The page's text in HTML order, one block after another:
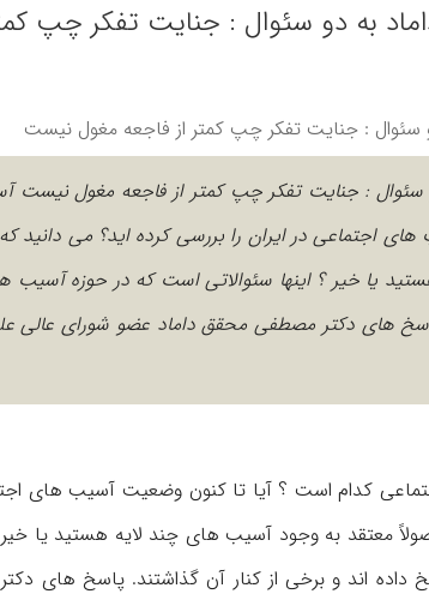
به دو سئوال : جنایت تفکر چپ
: جنایت تفکر چپ کمتر از فاجعه مغول
اجتماعی در ایران را بررسی کرده اید؟ می دانید
یا خیر ؟ اینها سئوالاتی است که در حوزه
های دکتر مصطفی محقق داماد عضو شورای عالی
کدام است ؟ آیا تا کنون وضعیت آسیب های
معتقد به وجود آسیب های چند لایه هستید یا
داده اند و برخی از کنار آن گذاشتند. پاسخ های